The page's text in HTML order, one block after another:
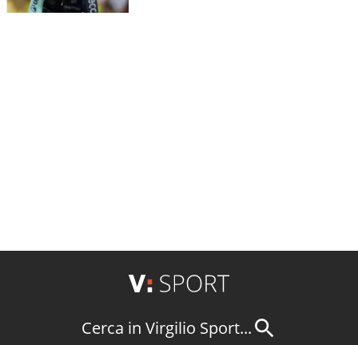
Cerca in Virgilio Sport...